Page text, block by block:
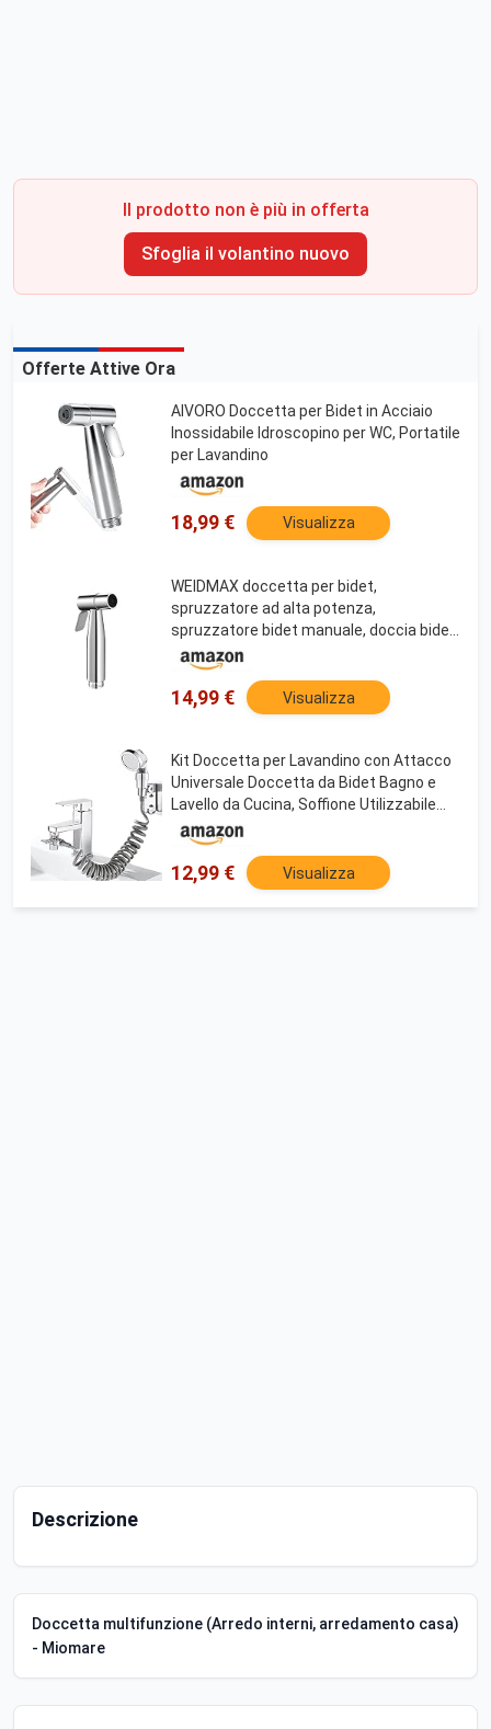
Il prodotto non è più in offerta
Sfoglia il volantino nuovo
Offerte Attive Ora
AIVORO Doccetta per Bidet in Acciaio
Inossidabile Idroscopino per WC, Portatile
per Lavandino
18,99 € Visualizza
WEIDMAX doccetta per bidet,
spruzzatore ad alta potenza,
spruzzatore bidet manuale, doccia bidet
in acciaio inossidabile di alta qualità a
risparmio idrico
14,99 € Visualizza
Kit Doccetta per Lavandino con Attacco
Universale Doccetta da Bidet Bagno e
Lavello da Cucina, Soffione Utilizzabile
per Frutta e Verdura, Lavaggio di Capelli e
Animali Domestici
12,99 € Visualizza
Descrizione
Doccetta multifunzione (Arredo interni, arredamento casa)
- Miomare